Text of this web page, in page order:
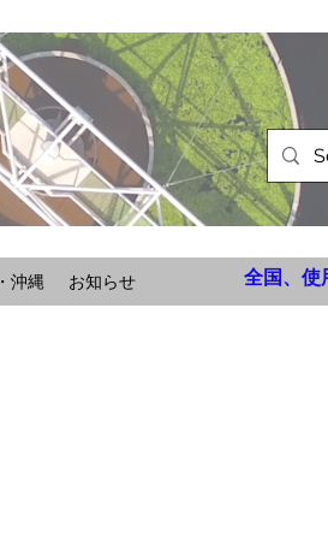
沖縄 お知らせ 全国、使